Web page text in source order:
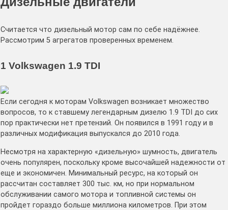
Считается что дизельный мотор сам по себе надёжнее.
Рассмотрим 5 агрегатов проверенных временем.
1 Volkswagen 1.9 TDI
Если сегодня к моторам Volkswagen возникает множество
вопросов, то к ставшему легендарным дизелю 1.9 TDI до сих
пор практически нет претензий. Он появился в 1991 году и в
различных модификация выпускался до 2010 года.
Несмотря на характерную «дизельную» шумность, двигатель
очень популярен, поскольку кроме высочайшей надежности от
еще и экономичен. Минимальный ресурс, на который он
рассчитан составляет 300 тыс. км, но при нормальном
обслуживании самого мотора и топливной системы он
пройдет гораздо больше миллиона километров. При этом